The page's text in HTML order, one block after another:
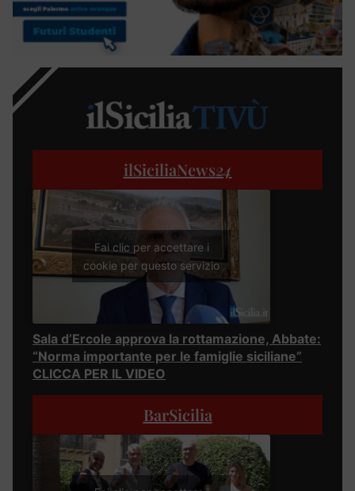
ilSiciliaNews24
Fai clic per accettare i
cookie per questo servizio
Sala d’Ercole approva la rottamazione, Abbate:
“Norma importante per le famiglie siciliane”
CLICCA PER IL VIDEO
BarSicilia